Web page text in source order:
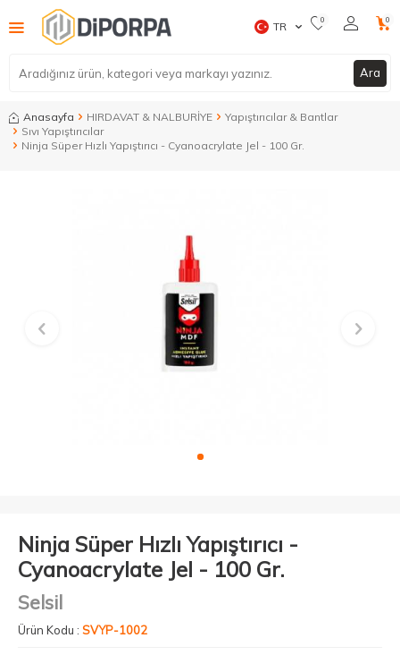
Ara
TR 0 0
Anasayfa HIRDAVAT & NALBURİYE
Yapıştırıcılar & Bantlar
Sıvı Yapıştırıcılar
Ninja Süper Hızlı Yapıştırıcı - Cyanoacrylate Jel - 100 Gr.
Ninja Süper Hızlı Yapıştırıcı -
Cyanoacrylate Jel - 100 Gr.
Selsil
Ürün Kodu : SVYP-1002